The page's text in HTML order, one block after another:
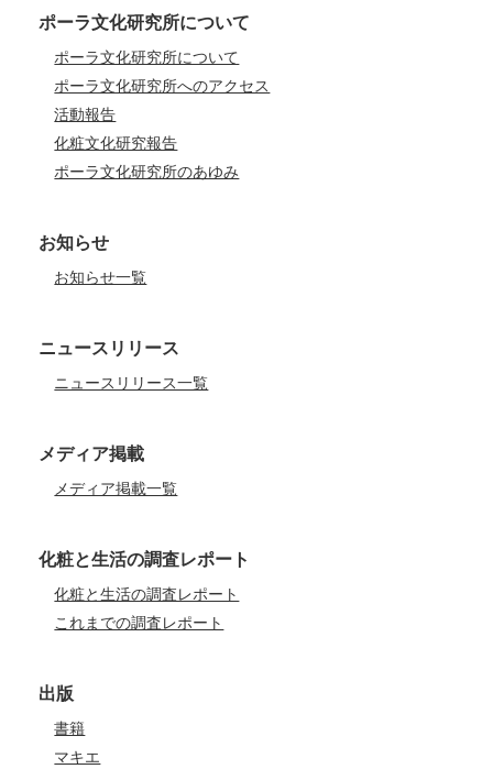
ポーラ文化研究所について
ポーラ文化研究所について
ポーラ文化研究所へのアクセス
活動報告
化粧文化研究報告
ポーラ文化研究所のあゆみ
お知らせ
お知らせ一覧
ニュースリリース
ニュースリリース一覧
メディア掲載
メディア掲載一覧
化粧と生活の調査レポート
化粧と生活の調査レポート
これまでの調査レポート
出版
書籍
マキエ